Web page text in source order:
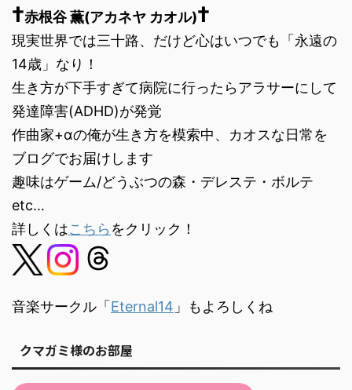
プ
ー
ヤ
ー
†赤根谷 薫(アカネヤ カオル)†
現実世界では三十路、だけど心はいつでも「永遠の
14歳」なり！
生き方が下手すぎて病院に行ったらアラサーにして
発達障害(ADHD)が発覚
作曲家+αの俺が生き方を模索中、カオスな日常を
ブログでお届けします
趣味はゲーム/どうぶつの森・デレステ・ボルテ
etc…
詳しくはこちら をクリック！
音楽サークル「Eternal14 」もよろしくね
クマガミ様のお部屋